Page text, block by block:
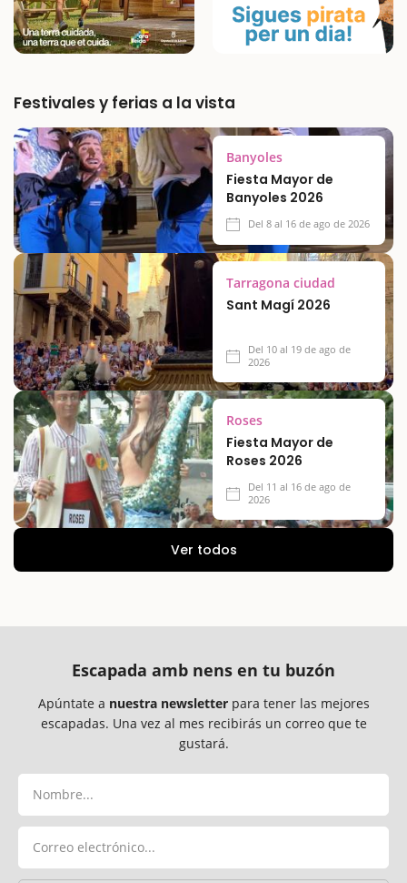
Festivales y ferias a la vista
Banyoles
Fiesta Mayor de
Banyoles 2026
Del 8 al 16 de ago de 2026
Tarragona ciudad
Sant Magí 2026
Del 10 al 19 de ago de
2026
Roses
Fiesta Mayor de
Roses 2026
Del 11 al 16 de ago de
2026
Ver todos
Escapada amb nens en tu buzón
Apúntate a nuestra newsletterpara tener las mejores
escapadas. Una vez al mes recibirás un correo que te
gustará.